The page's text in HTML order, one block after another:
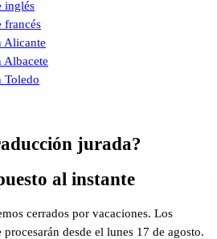
inglés
francés
Alicante
Albacete
Toledo
jurada?
al instante
cerrados por vacaciones. Los
desde el lunes 17 de agosto.